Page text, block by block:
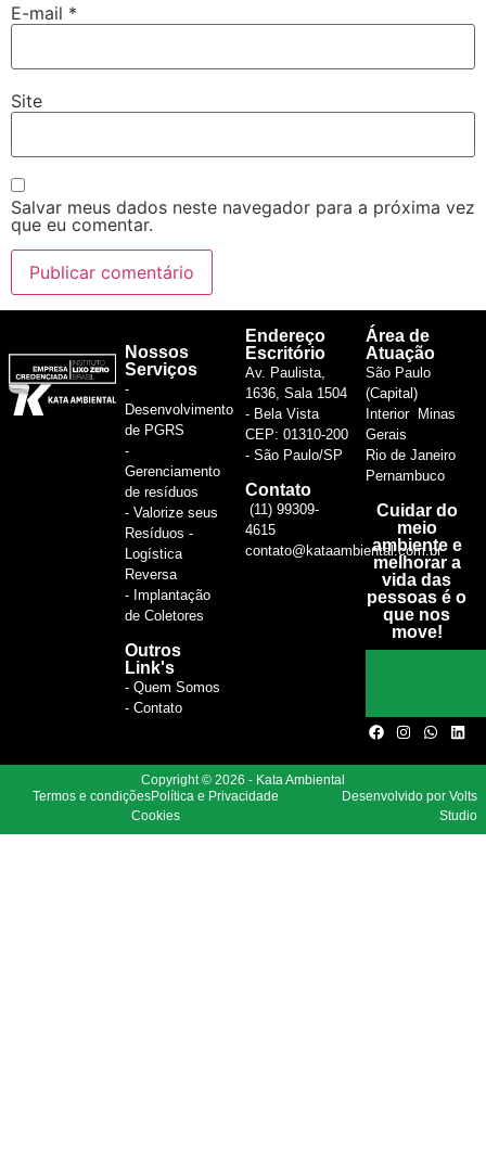
E-mail *
Site
Salvar meus dados neste navegador para a próxima vez
que eu comentar.
Nossos
Serviços
-
Desenvolvimento
de PGRS
-
Gerenciamento
de resíduos
- Valorize seus
Resíduos -
Logística
Reversa
- Implantação
de Coletores
Outros
Link's
- Quem Somos
- Contato
Endereço
Escritório
Av. Paulista,
1636, Sala 1504
- Bela Vista
CEP: 01310-200
- São Paulo/SP
Contato
(11) 99309-
4615
contato@kataambiental.com.br
Área de
Atuação
São Paulo
(Capital)
Interior Minas
Gerais
Rio de Janeiro
Pernambuco
Cuidar do
meio
ambiente e
melhorar a
vida das
pessoas é o
que nos
move!
Copyright © 2026 - Kata Ambiental
Termos e condiçõesPolítica e Privacidade
Cookies
Desenvolvido por Volts
Studio